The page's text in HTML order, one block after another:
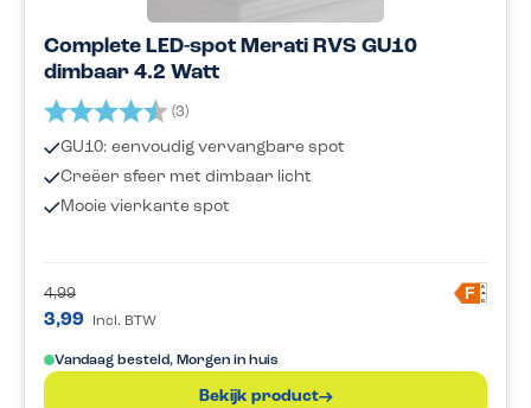
Complete LED-spot Merati RVS GU10
dimbaar 4.2 Watt
Beoordeling: (3)
GU10: eenvoudig vervangbare spot
Creëer sfeer met dimbaar licht
Mooie vierkante spot
4,99
3,99 Incl. BTW
F A
G
Vandaag besteld, Morgen in huis
Bekijk product